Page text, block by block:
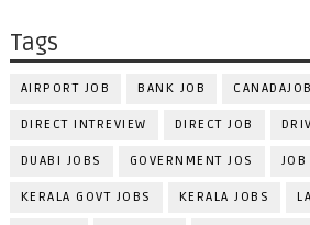
Tags
AIRPORT JOB BANK JOB CANADAJOB
DIRECT INTREVIEW DIRECT JOB
DUABI JOBS GOVERNMENT JOS
KERALA GOVT JOBS KERALA JOBS